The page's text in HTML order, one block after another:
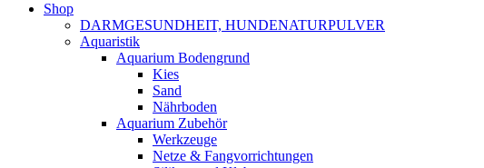
Shop
DARMGESUNDHEIT, HUNDENATURPULVER
Aquaristik
Aquarium Bodengrund
Kies
Sand
Nährboden
Aquarium Zubehör
Werkzeuge
Netze & Fangvorrichtungen